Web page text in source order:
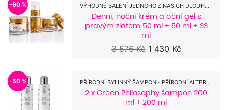
-60 % VÝHODNÉ BALENÍ JEDNOHO Z NAŠICH DLOUHOLETÝCH...
Denní, noční krém a oční gel s
pravým zlatem 50 ml + 50 ml + 33
ml
3 576 Kč 1 430 Kč
-50 % PŘÍRODNÍ BYLINNÝ ŠAMPON - PŘÍRODNÍ ALTERNATIVA...
2 x Green Philosophy šampon 200
ml + 200 ml